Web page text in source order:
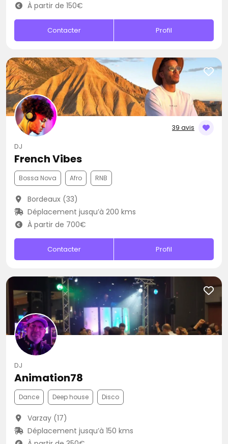
À partir de 150€
Contacter Profil
39 avis
DJ
French Vibes
Bossa Nova Afro RNB
Bordeaux (33)
Déplacement jusqu’à 200 kms
À partir de 700€
Contacter Profil
DJ
Animation78
Dance Deep house Disco
Varzay (17)
Déplacement jusqu’à 150 kms